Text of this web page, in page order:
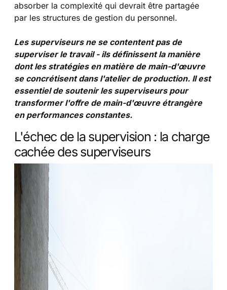
absorber la complexité qui devrait être partagée
par les structures de gestion du personnel.
Les superviseurs ne se contentent pas de
superviser le travail - ils définissent la manière
dont les stratégies en matière de main-d'œuvre
se concrétisent dans l'atelier de production. Il est
essentiel de soutenir les superviseurs pour
transformer l'offre de main-d'œuvre étrangère
en performances constantes.
L'échec de la supervision : la charge
cachée des superviseurs